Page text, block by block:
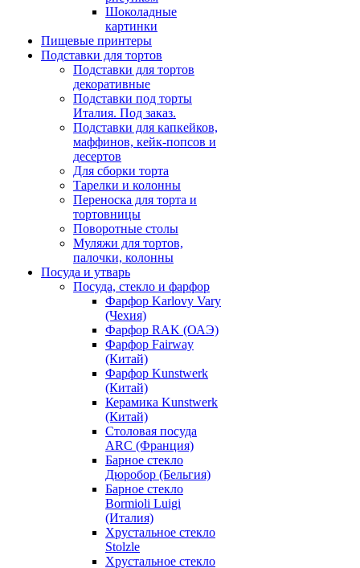
Шоколадные
картинки
Пищевые принтеры
Подставки для тортов
Подставки для тортов
декоративные
Подставки под торты
Италия. Под заказ.
Подставки для капкейков,
маффинов, кейк-попсов и
десертов
Для сборки торта
Тарелки и колонны
Переноска для торта и
тортовницы
Поворотные столы
Муляжи для тортов,
палочки, колонны
Посуда и утварь
Посуда, стекло и фарфор
Фарфор Karlovy Vary
(Чехия)
Фарфор RAK (ОАЭ)
Фарфор Fairway
(Китай)
Фарфор Kunstwerk
(Китай)
Керамика Kunstwerk
(Китай)
Столовая посуда
ARC (Франция)
Барное стекло
Дюробор (Бельгия)
Барное стекло
Bormioli Luigi
(Италия)
Хрустальное стекло
Stolzle
Хрустальное стекло